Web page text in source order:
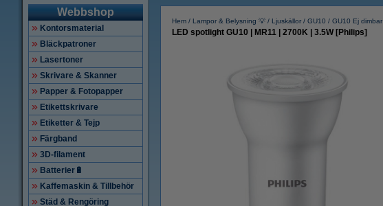
Webbshop
Kontorsmaterial
Bläckpatroner
Lasertoner
Skrivare & Skanner
Papper & Fotopapper
Etikettskrivare
Etiketter & Tejp
Färgband
3D-filament
Batterier🔋
Kaffemaskin & Tillbehör
Städ & Rengöring
Hem Lampor & Belysning 💡 Ljuskällor GU10 GU10 Ej dimbar
LED spotlight GU10 | MR11 | 2700K | 3.5W [Philips]